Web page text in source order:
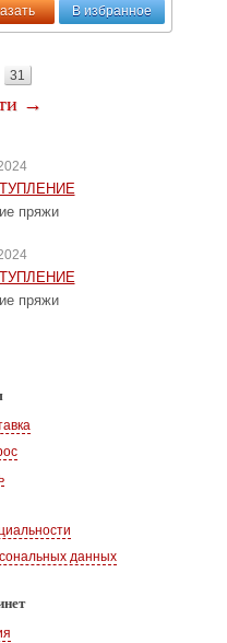
В избранное
31
→
пряжи
пряжи
данных